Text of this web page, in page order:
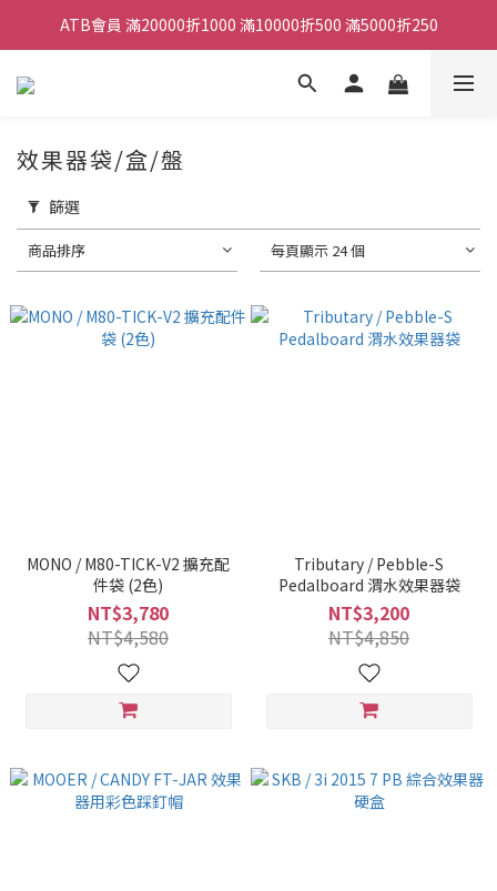
ATB會員 滿20000折1000 滿10000折500 滿5000折250
ATB會員 滿20000折1000 滿10000折500 滿5000折250
全館滿490元免運
ATB會員 滿20000折1000 滿10000折500 滿5000折250
效果器袋/盒/盤
篩選
商品排序 每頁顯示 24 個
MONO / M80-TICK-V2 擴充配
件袋 (2色)
NT$3,780
NT$4,580
Tributary / Pebble-S
Pedalboard 渭水效果器袋
NT$3,200
NT$4,850